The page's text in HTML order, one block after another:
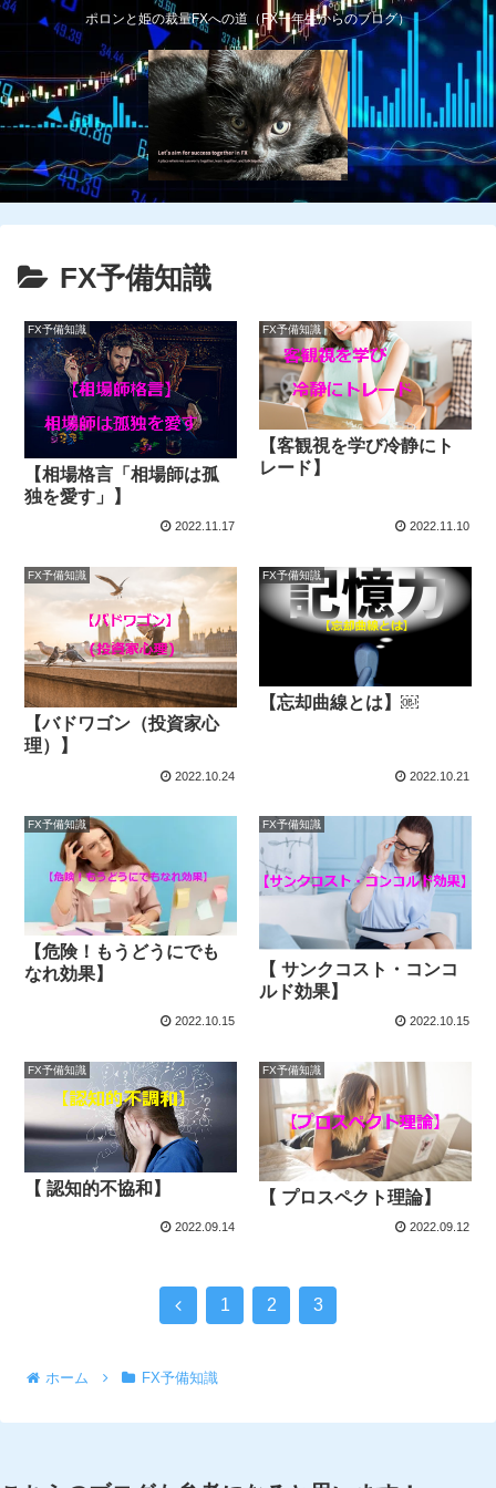
ポロンと姫の裁量FXへの道（FX一年生からのブログ）
FX予備知識
FX予備知識
【相場格言「相場師は孤
独を愛す」】
2022.11.17
FX予備知識
【客観視を学び冷静にト
レード】
2022.11.10
FX予備知識
【バドワゴン（投資家心
理）】
2022.10.24
FX予備知識
【忘却曲線とは】￼
2022.10.21
FX予備知識
【危険！もうどうにでも
なれ効果】
2022.10.15
FX予備知識
【 サンクコスト・コンコ
ルド効果】
2022.10.15
FX予備知識
【 認知的不協和】
2022.09.14
FX予備知識
【 プロスペクト理論】
2022.09.12
1 2 3
ホーム FX予備知識